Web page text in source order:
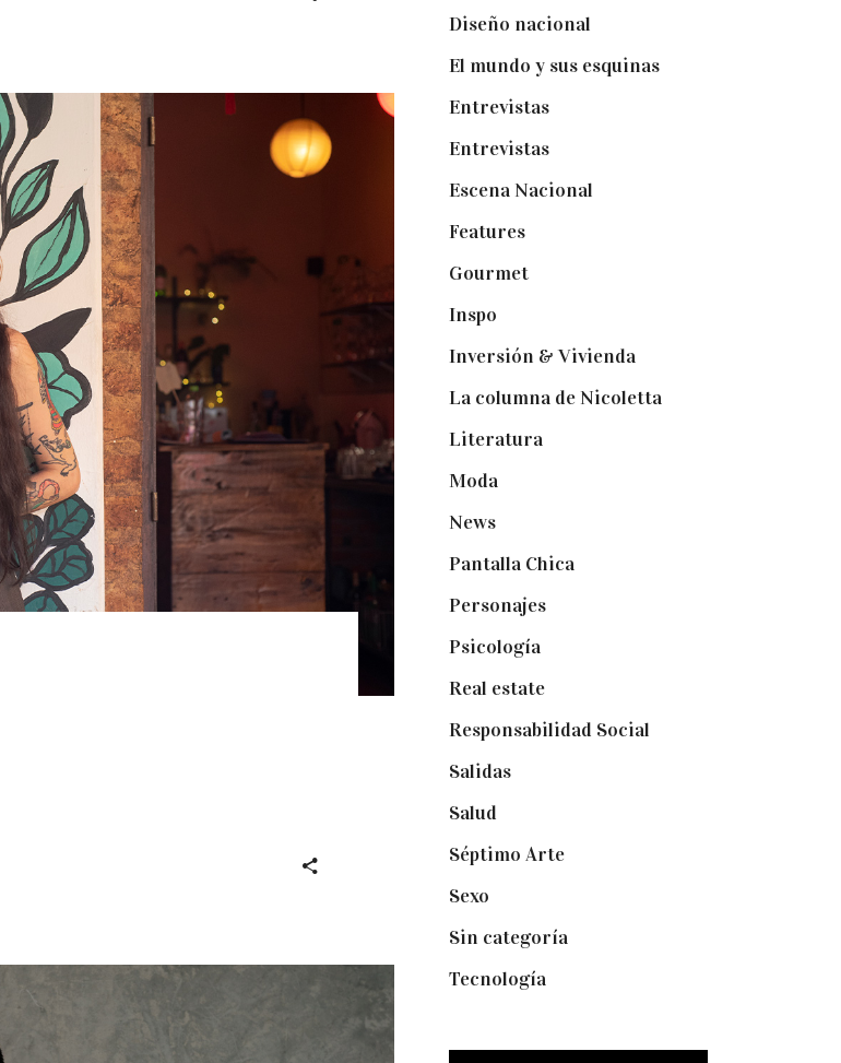
Diseño nacional
El mundo y sus esquinas(25)
Entrevistas(36)
Entrevistas(14)
Escena Nacional
Features(29)
Gourmet(102)
Inspo
Inversión & Vivienda(5)
La columna de Nicoletta(5)
Literatura(1)
Moda(84)
News(24)
Pantalla Chica(22)
Personajes(9)
Psicología(60)
Real estate(7)
Responsabilidad Social
Salidas(16)
Salud
Séptimo Arte(40)
Sexo
Sin categoría(2)
Tecnología(3)